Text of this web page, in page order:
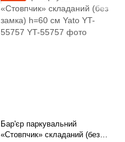
Бар'єр паркувальний
«Стовпчик» складаний (без